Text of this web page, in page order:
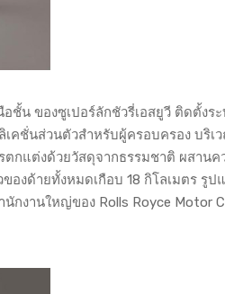
อชั้น ของซูเปอร์ลักชัวรี่เอสยูวี ติดตั้งร
เคชั่นส่วนตัวสำหรับผู้ครอบครอง บริเ
ตกแต่งด้วยวัสดุจากธรรมชาติ ผสานค
องด้ายทั้งหมดเกือบ 18 กิโลเมตร รูป
กงานใหญ่ของ Rolls Royce Motor